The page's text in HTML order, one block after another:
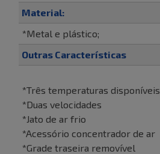
Material:
*Metal e plástico;
Outras Características
*Três temperaturas disponíveis
*Duas velocidades
*Jato de ar frio
*Acessório concentrador de ar
*Grade traseira removível